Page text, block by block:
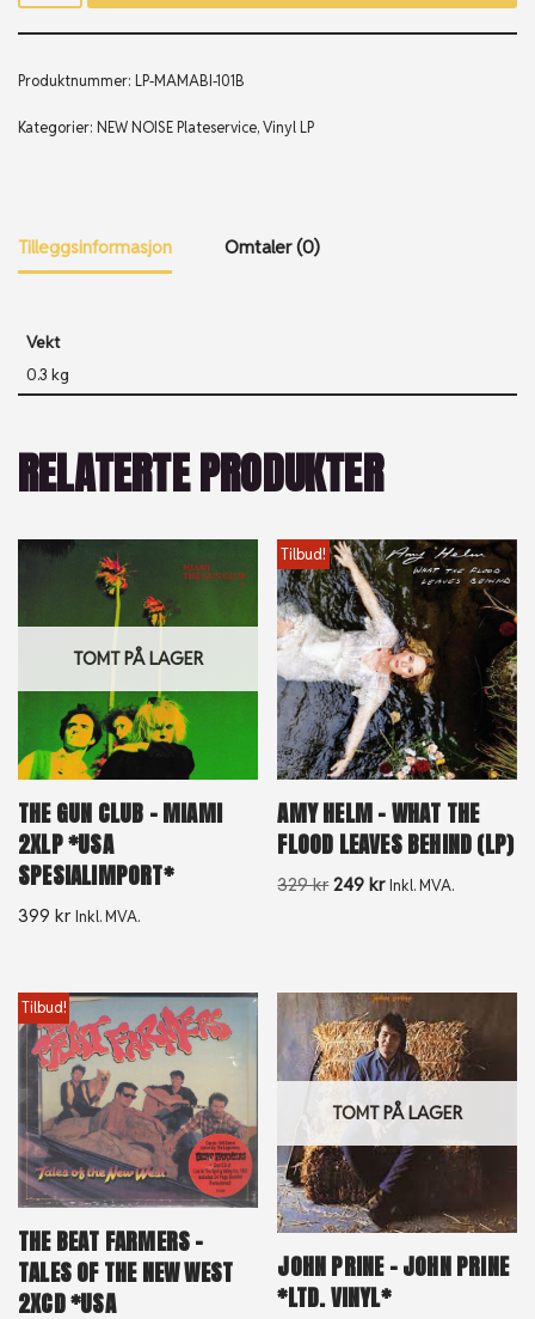
Produktnummer: LP-MAMABI-101B
Kategorier: NEW NOISE Plateservice,Vinyl LP
Tilleggsinformasjon Omtaler (0)
Vekt
0.3 kg
RELATERTE PRODUKTER
TOMT PÅ LAGER
THE GUN CLUB – MIAMI
2XLP *USA
SPESIALIMPORT*
399 kr Inkl. MVA.
Tilbud!
AMY HELM – WHAT THE
FLOOD LEAVES BEHIND (LP)
329kr 249kr Inkl. MVA.
Tilbud!
THE BEAT FARMERS –
TALES OF THE NEW WEST
2XCD *USA
TOMT PÅ LAGER
JOHN PRINE – JOHN PRINE
*LTD. VINYL*